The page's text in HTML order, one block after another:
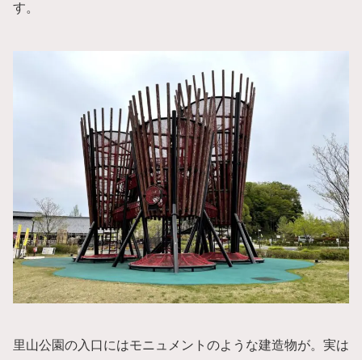
す。
里山公園の入口にはモニュメントのような建造物が。実は